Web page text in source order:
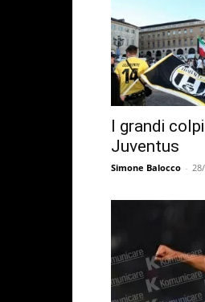
I grandi
Juventus
Simone Balocco -